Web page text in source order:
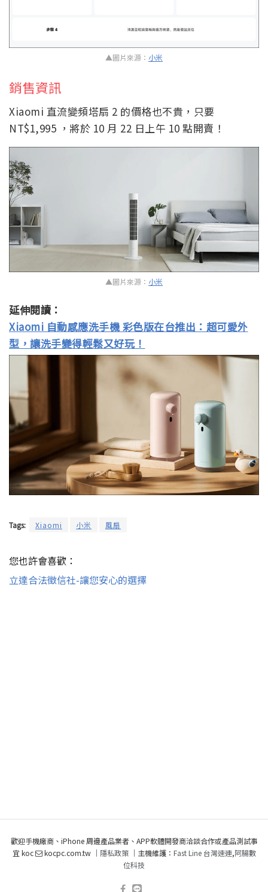
▲圖片來源： 小米
銷售資訊
Xiaomi 直流變頻塔扇 2 的價格也不貴，只要
NT$1,995 ，將於 10 月 22 日上午 10 點開賣！
▲圖片來源： 小米
延伸閱讀：
Xiaomi 自動感應洗手機 彩色版在台推出：超可愛外
型，讓洗手變得輕鬆又好玩！
Tags: Xiaomi 小米 風扇
您也許會喜歡：
立達合法徵信社-讓您安心的選擇
歡迎手機廠商、iPhone 周邊產品業者、APP軟體開發商洽談合作或產品測試事
宜 koc
kocpc.com.tw ｜ 隱私政策｜主機維護： Fast Line 台灣速連,阿腸數
位科技